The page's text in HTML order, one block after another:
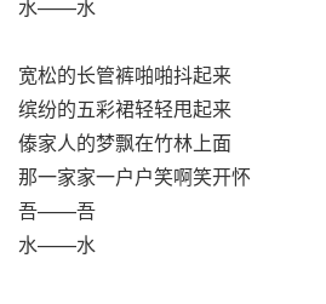
水——水
宽松的长管裤啪啪抖起来
缤纷的五彩裙轻轻甩起来
傣家人的梦飘在竹林上面
那一家家一户户笑啊笑开怀
吾——吾
水——水